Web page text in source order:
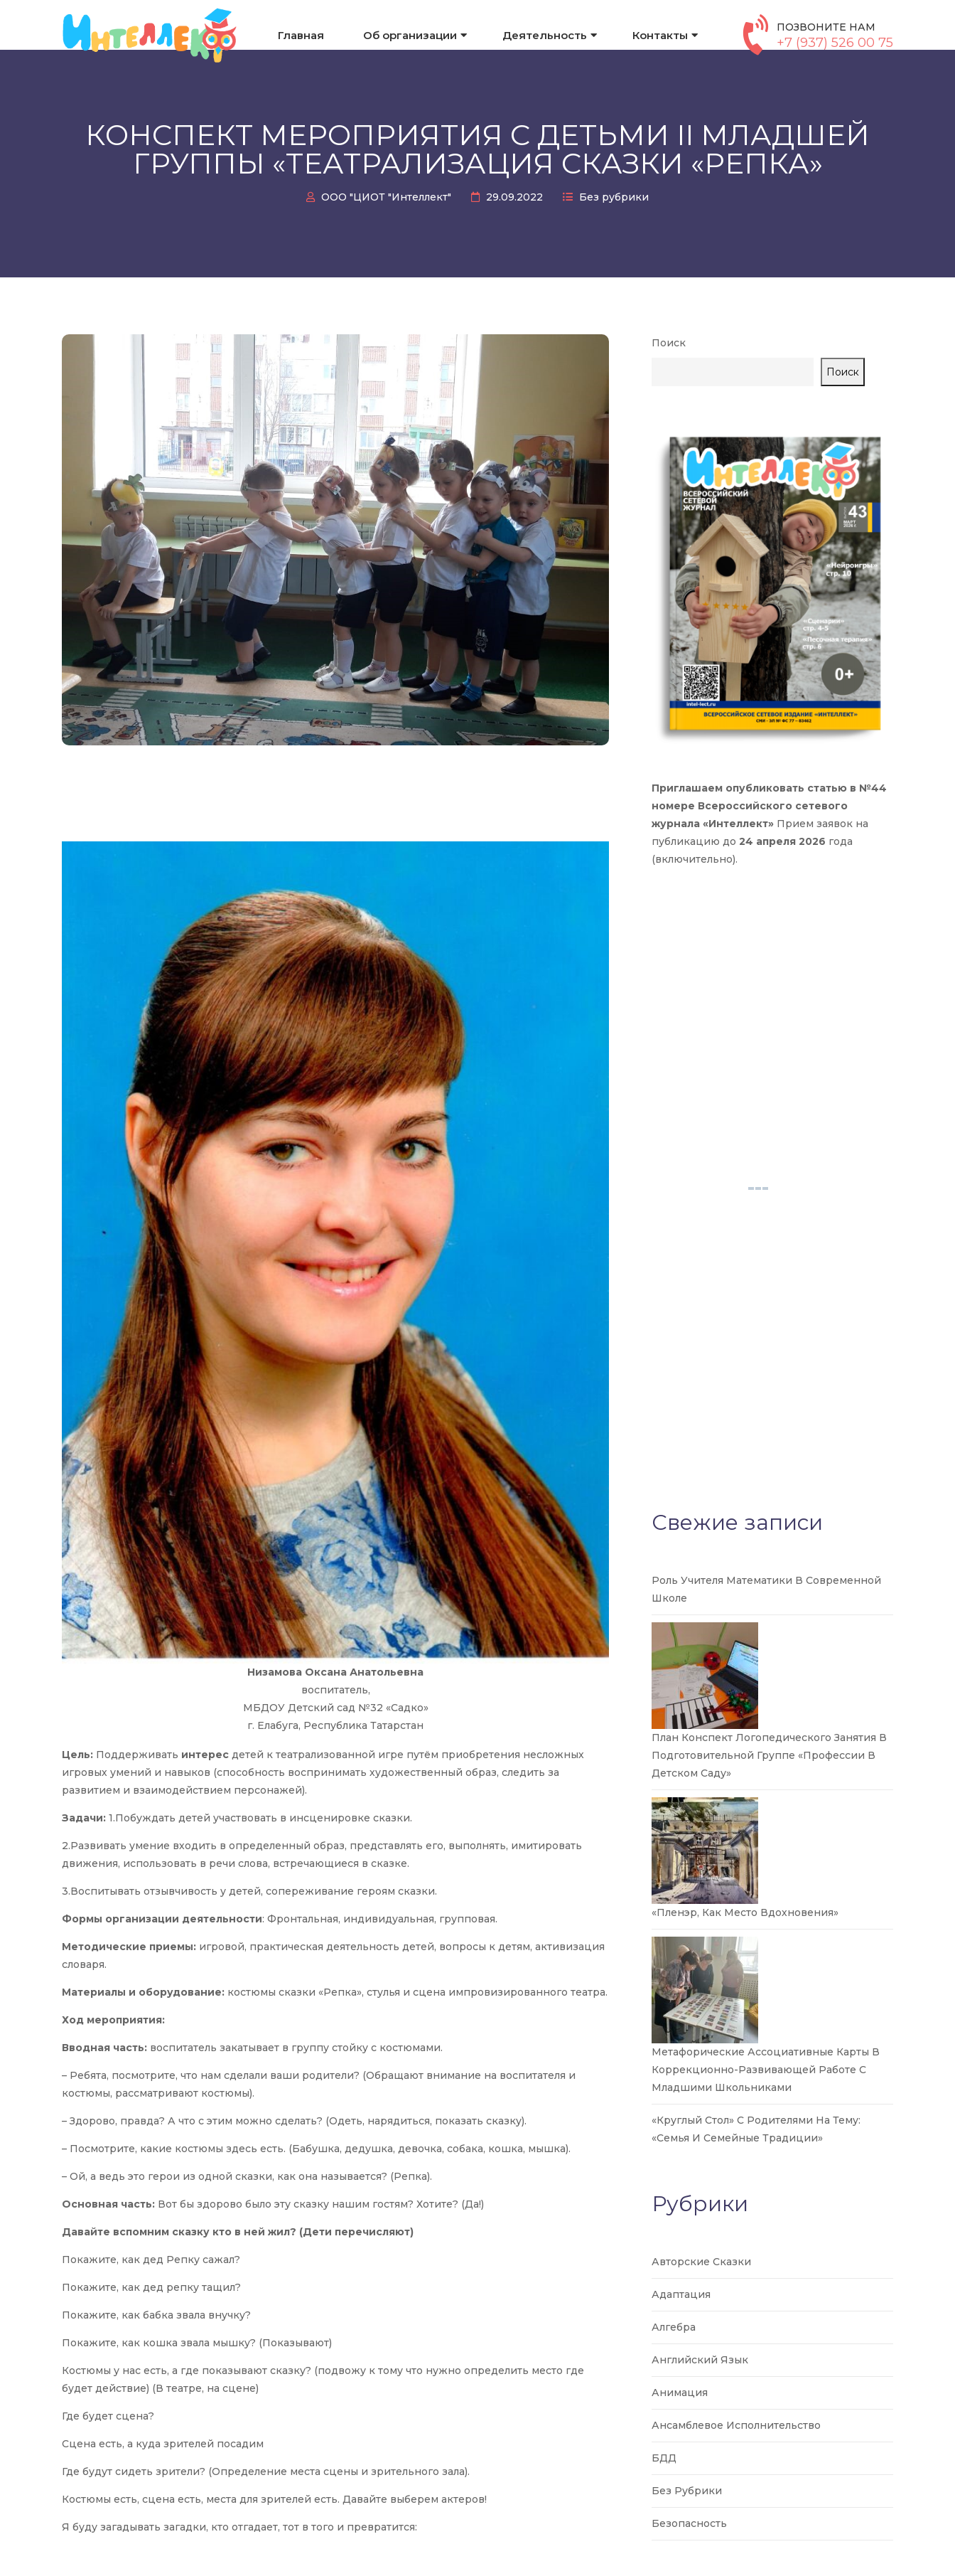
Главная Об организации Деятельность Контакты
ПОЗВОНИТЕ НАМ
+7 (937) 526 00 75
КОНСПЕКТ МЕРОПРИЯТИЯ С ДЕТЬМИ II МЛАДШЕЙ
ГРУППЫ «ТЕАТРАЛИЗАЦИЯ СКАЗКИ «РЕПКА»
ООО "ЦИОТ "Интеллект" 29.09.2022 Без рубрики
Низамова Оксана Анатольевна
воспитатель,
МБДОУ Детский сад №32 «Садко»
г. Елабуга, Республика Татарстан
Цель: Поддерживать интерес детей к театрализованной игре путём приобретения несложных
игровых умений и навыков (способность воспринимать художественный образ, следить за
развитием и взаимодействием персонажей).
Задачи: 1.Побуждать детей участвовать в инсценировке сказки.
2.Развивать умение входить в определенный образ, представлять его, выполнять, имитировать
движения, использовать в речи слова, встречающиеся в сказке.
3.Воспитывать отзывчивость у детей, сопереживание героям сказки.
Формы организации деятельности: Фронтальная, индивидуальная, групповая.
Методические приемы: игровой, практическая деятельность детей, вопросы к детям, активизация
словаря.
Материалы и оборудование: костюмы сказки «Репка», стулья и сцена импровизированного театра.
Ход мероприятия:
Вводная часть: воспитатель закатывает в группу стойку с костюмами.
– Ребята, посмотрите, что нам сделали ваши родители? (Обращают внимание на воспитателя и
костюмы, рассматривают костюмы).
– Здорово, правда? А что с этим можно сделать? (Одеть, нарядиться, показать сказку).
– Посмотрите, какие костюмы здесь есть. (Бабушка, дедушка, девочка, собака, кошка, мышка).
– Ой, а ведь это герои из одной сказки, как она называется? (Репка).
Основная часть: Вот бы здорово было эту сказку нашим гостям? Хотите? (Да!)
Давайте вспомним сказку кто в ней жил? (Дети перечисляют)
Покажите, как дед Репку сажал?
Покажите, как дед репку тащил?
Покажите, как бабка звала внучку?
Покажите, как кошка звала мышку? (Показывают)
Костюмы у нас есть, а где показывают сказку? (подвожу к тому что нужно определить место где
будет действие) (В театре, на сцене)
Где будет сцена?
Сцена есть, а куда зрителей посадим
Где будут сидеть зрители? (Определение места сцены и зрительного зала).
Костюмы есть, сцена есть, места для зрителей есть. Давайте выберем актеров!
Я буду загадывать загадки, кто отгадает, тот в того и превратится:
Поиск
Поиск
Приглашаем опубликовать статью в №44
номере Всероссийского сетевого
журнала «Интеллект» Прием заявок на
публикацию до 24 апреля 2026 года
(включительно).
Свежие записи
Роль Учителя Математики В Современной
Школе
План Конспект Логопедического Занятия В
Подготовительной Группе «Профессии В
Детском Саду»
«Пленэр, Как Место Вдохновения»
Метафорические Ассоциативные Карты В
Коррекционно-Развивающей Работе С
Младшими Школьниками
«Круглый Стол» С Родителями На Тему:
«Семья И Семейные Традиции»
Рубрики
Авторские Сказки
Адаптация
Алгебра
Английский Язык
Анимация
Ансамблевое Исполнительство
БДД
Без Рубрики
Безопасность